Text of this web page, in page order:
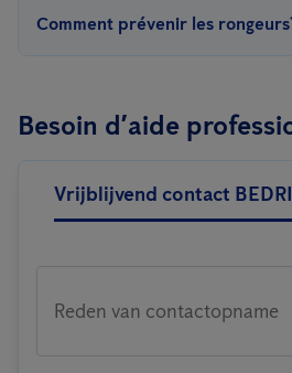
entreprise de lutte antiparasitaire
Comment prévenir les
Besoin d’aide
Vrijblijvend contact
Reden van contactopname